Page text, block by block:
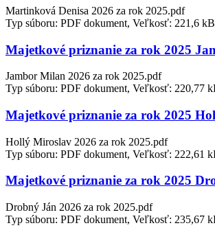
Martinková Denisa 2026 za rok 2025.pdf
Typ súboru: PDF dokument, Veľkosť: 221,6 kB
Majetkové priznanie za rok 2025
Jambor Milan 2026 za rok 2025.pdf
Typ súboru: PDF dokument, Veľkosť: 220,77
Majetkové priznanie za rok 2025
Hollý Miroslav 2026 za rok 2025.pdf
Typ súboru: PDF dokument, Veľkosť: 222,61
Majetkové priznanie za rok 2025
Drobný Ján 2026 za rok 2025.pdf
Typ súboru: PDF dokument, Veľkosť: 235,67